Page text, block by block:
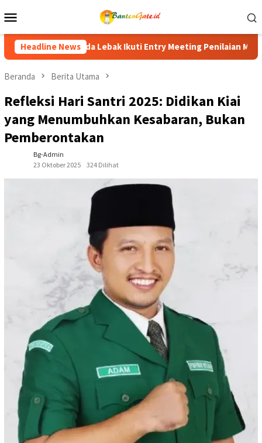
ke
Mobile
Headline News
Penilaian Maladministrasi 2026, Perkuat Komitmen
Beranda Berita Utama
Refleksi Hari Santri 2025: Didikan Kiai
yang Menumbuhkan Kesabaran, Bukan
Pemberontakan
Bg-Admin
23 Oktober 2025
324 Dilihat